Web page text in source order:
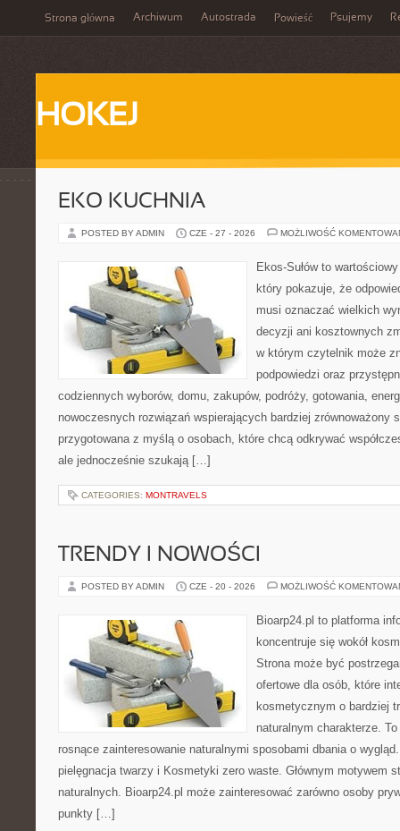
Strona główna Archiwum Autostrada Powieść Psujemy
HOKEJ
EKO KUCHNIA
POSTED BY ADMIN CZE - 27 - 2026 MOŻLIWOŚĆ
Ekos-Sułów to
który pokazuje, że
musi oznaczać wielkich
decyzji ani kosztownych
w którym czytelnik może
podpowiedzi oraz
codziennych wyborów, domu, zakupów, podróży, gotowania,
nowoczesnych rozwiązań wspierających bardziej zrównoważony
przygotowana z myślą o osobach, które chcą odkrywać
ale jednocześnie szukają […]
CATEGORIES: MONTRAVELS
TRENDY I NOWOŚCI
POSTED BY ADMIN CZE - 20 - 2026 MOŻLIWOŚĆ
Bioarp24.pl to platforma
koncentruje się wokół
Strona może być
ofertowe dla osób, które
kosmetycznym o bardziej
naturalnym charakterze.
rosnące zainteresowanie naturalnymi sposobami dbania o
pielęgnacja twarzy i Kosmetyki zero waste. Głównym motywem
naturalnych. Bioarp24.pl może zainteresować zarówno osoby
punkty […]